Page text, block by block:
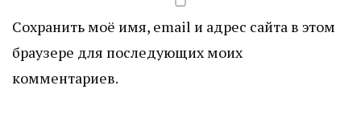
Сохранить моё имя, email и адрес сайта в этом
браузере для последующих моих
комментариев.